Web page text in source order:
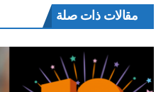
مقالات ذات صلة